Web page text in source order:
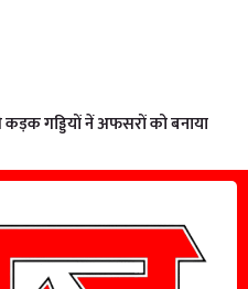
गड्डियों नें अफसरों को बनाया